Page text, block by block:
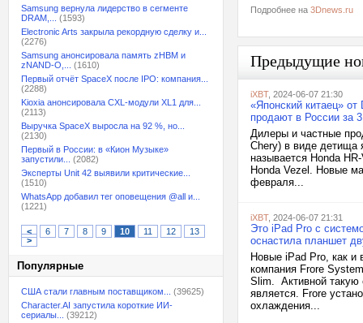
Samsung вернула лидерство в сегменте
DRAM,...
(1593)
Electronic Arts закрыла рекордную сделку и...
(2276)
Samsung анонсировала память zHBM и
zNAND-O,...
(1610)
Первый отчёт SpaceX после IPO: компания...
(2288)
Kioxia анонсировала CXL-модули XL1 для...
(2113)
Выручка SpaceX выросла на 92 %, но...
(2130)
Первый в России: в «Кион Музыке»
запустили...
(2082)
Эксперты Unit 42 выявили критические...
(1510)
WhatsApp добавил тег оповещения @all и...
(1221)
< 6 7 8 9 10 11 12
13
>
Популярные
США стали главным поставщиком...
(39625)
Character.AI запустила короткие ИИ-
сериалы...
(39212)
Подробнее на 3Dnews.ru
Предыдущие
iXBT, 2024-06-07 21:30
«Японский китаец»
продают в России за
Дилеры и частные
Chery) в виде детища
называется Honda
Honda Vezel. Новые
февраля...
iXBT, 2024-06-07 21:31
Это iPad Pro с
оснастила планшет
Новые iPad Pro, как
компания Frore
Slim. Активной такую
является. Frore
охлаждения...